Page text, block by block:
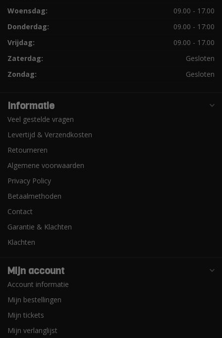
Woensdag:
09.00 - 17.00
Donderdag:
09.00 - 17:00
Vrijdag:
09.00 - 17.00
Zaterdag:
Gesloten
Zondag:
Gesloten
Informatie
Veel gestelde vragen
Levertijd & Verzendkosten
Retourneren
Algemene voorwaarden
Privacy Policy
Betaalmethoden
Contact
Garantie & Klachten
Klachten
Mijn account
Account informatie
Mijn bestellingen
Mijn tickets
Mijn verlanglijst